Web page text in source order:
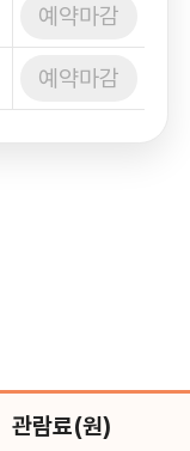
예약마감
예약마감
관람료(원)